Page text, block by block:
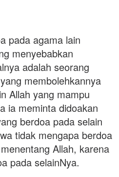
pada agama lain
menyebabkan
adalah seorang
membolehkannya
Allah yang mampu
ia meminta didoakan
berdoa pada selain
tidak mengapa berdoa
Allah, karena
pada selainNya.